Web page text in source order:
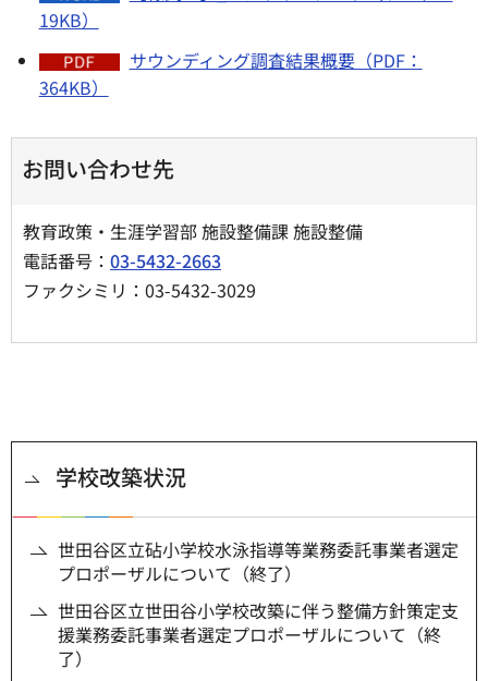
19KB）
サウンディング調査結果概要（PDF：
364KB）
お問い合わせ先
教育政策・生涯学習部 施設整備課 施設整備
電話番号： 03-5432-2663
ファクシミリ：03-5432-3029
学校改築状況
世田谷区立砧小学校水泳指導等業務委託事業者選定
プロポーザルについて（終了）
世田谷区立世田谷小学校改築に伴う整備方針策定支
援業務委託事業者選定プロポーザルについて（終
了）